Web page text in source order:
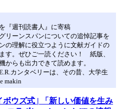
『週刊読書人』に寄稿
リーンスパンについての追悼記事を
の理解に役立つように文献ガイドの
す。ぜひご一読ください！ 紙版、
からも出力できて読めます。
カンタベリーは、その昔、大学生
makin
ボウズ式 | 「新しい価値を生み